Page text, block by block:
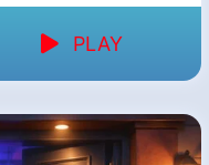
PLAY